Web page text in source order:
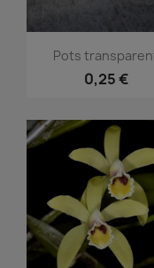
Aperçu
Pots
0,25 €